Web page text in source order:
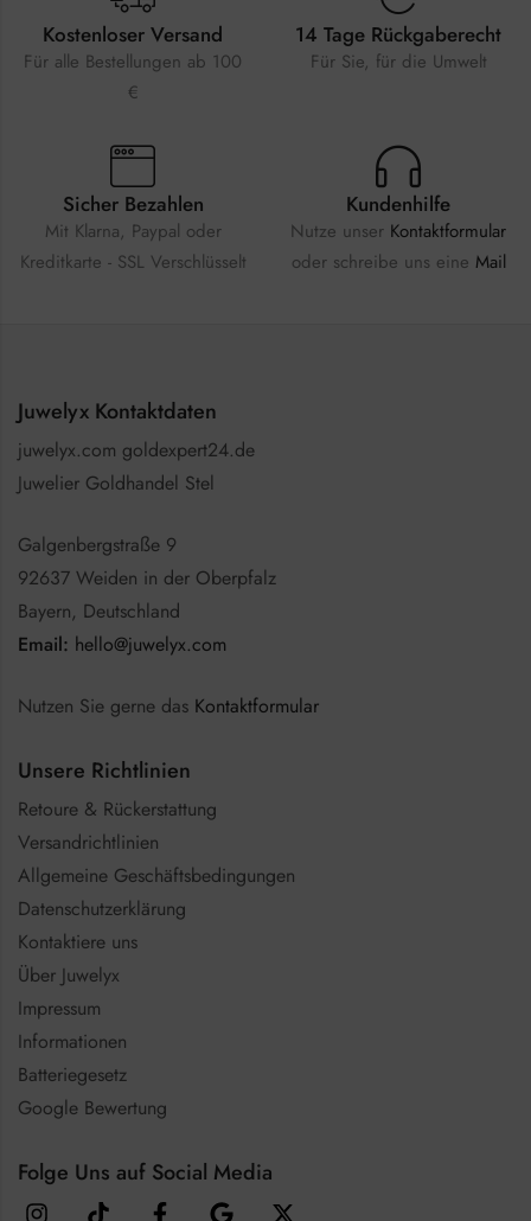
Kostenloser Versand
Für alle Bestellungen ab 100
€
14 Tage Rückgaberecht
Für Sie, für die Umwelt
Sicher Bezahlen
Mit Klarna, Paypal oder
Kreditkarte - SSL Verschlüsselt
Kundenhilfe
Nutze unser Kontaktformular
oder schreibe uns eine Mail
Juwelyx Kontaktdaten
juwelyx.com goldexpert24.de
Juwelier Goldhandel Stel
Galgenbergstraße 9
92637 Weiden in der Oberpfalz
Bayern, Deutschland
Email: hello@juwelyx.com
Nutzen Sie gerne das Kontaktformular
Unsere Richtlinien
Retoure & Rückerstattung
Versandrichtlinien
Allgemeine Geschäftsbedingungen
Datenschutzerklärung
Kontaktiere uns
Über Juwelyx
Impressum
Informationen
Batteriegesetz
Google Bewertung
Folge Uns auf Social Media